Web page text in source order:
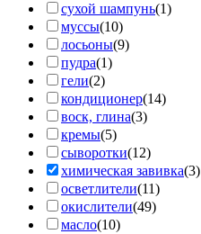
сухой шампунь(1)
муссы(10)
лосьоны(9)
пудра(1)
гели(2)
кондиционер(14)
воск, глина(3)
кремы(5)
сыворотки(12)
химическая завивка(3)
осветлители(11)
окислители(49)
масло(10)